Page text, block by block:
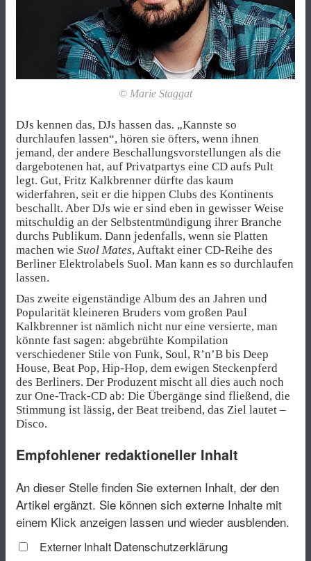
© Marie Staggat
DJs kennen das, DJs hassen das. „Kannste so
durchlaufen lassen“, hören sie öfters, wenn ihnen
jemand, der andere Beschallungsvorstellungen als die
dargebotenen hat, auf Privatpartys eine CD aufs Pult
legt. Gut, Fritz Kalkbrenner dürfte das kaum
widerfahren, seit er die hippen Clubs des Kontinents
beschallt. Aber DJs wie er sind eben in gewisser Weise
mitschuldig an der Selbstentmündigung ihrer Branche
durchs Publikum. Dann jedenfalls, wenn sie Platten
machen wie Suol Mates, Auftakt einer CD-Reihe des
Berliner Elektrolabels Suol. Man kann es so durchlaufen
lassen.
Das zweite eigenständige Album des an Jahren und
Popularität kleineren Bruders vom großen Paul
Kalkbrenner ist nämlich nicht nur eine versierte, man
könnte fast sagen: abgebrühte Kompilation
verschiedener Stile von Funk, Soul, R’n’B bis Deep
House, Beat Pop, Hip-Hop, dem ewigen Steckenpferd
des Berliners. Der Produzent mischt all dies auch noch
zur One-Track-CD ab: Die Übergänge sind fließend, die
Stimmung ist lässig, der Beat treibend, das Ziel lautet –
Disco.
Empfohlener redaktioneller Inhalt
An dieser Stelle finden Sie externen Inhalt, der den
Artikel ergänzt. Sie können sich externe Inhalte mit
einem Klick anzeigen lassen und wieder ausblenden.
Externer Inhalt Datenschutzerklärung